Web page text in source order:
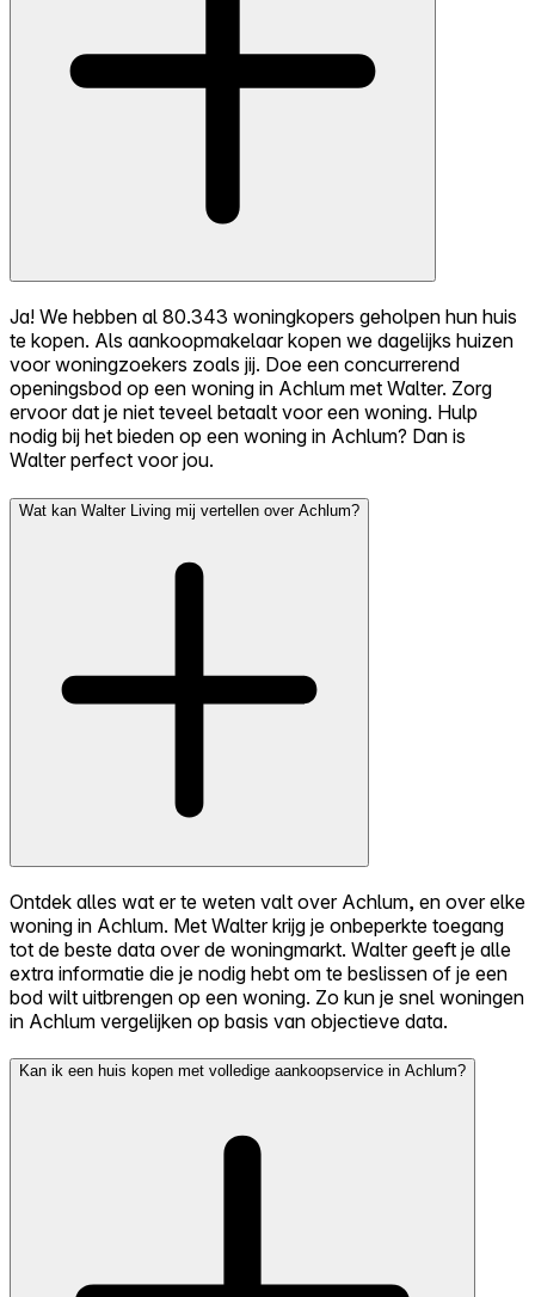
Ja! We hebben al 80.343 woningkopers geholpen hun huis
te kopen. Als aankoopmakelaar kopen we dagelijks huizen
voor woningzoekers zoals jij. Doe een concurrerend
openingsbod op een woning in Achlum met Walter. Zorg
ervoor dat je niet teveel betaalt voor een woning. Hulp
nodig bij het bieden op een woning in Achlum? Dan is
Walter perfect voor jou.
Wat kan Walter Living mij vertellen over Achlum?
Ontdek alles wat er te weten valt over Achlum, en over elke
woning in Achlum. Met Walter krijg je onbeperkte toegang
tot de beste data over de woningmarkt. Walter geeft je alle
extra informatie die je nodig hebt om te beslissen of je een
bod wilt uitbrengen op een woning. Zo kun je snel woningen
in Achlum vergelijken op basis van objectieve data.
Kan ik een huis kopen met volledige aankoopservice in Achlum?